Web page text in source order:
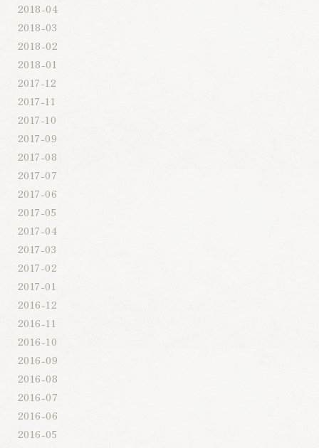
2018-04
2018-03
2018-02
2018-01
2017-12
2017-11
2017-10
2017-09
2017-08
2017-07
2017-06
2017-05
2017-04
2017-03
2017-02
2017-01
2016-12
2016-11
2016-10
2016-09
2016-08
2016-07
2016-06
2016-05